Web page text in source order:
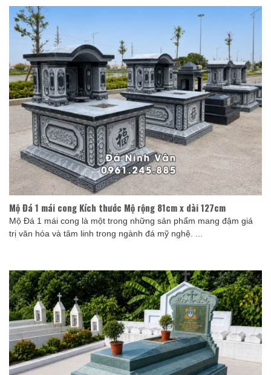
Mộ Đá 1 mái cong Kích thước Mộ rộng 81cm x dài 127cm
Mộ Đá 1 mái cong là một trong những sản phẩm mang đậm giá
trị văn hóa và tâm linh trong ngành đá mỹ nghệ. ...